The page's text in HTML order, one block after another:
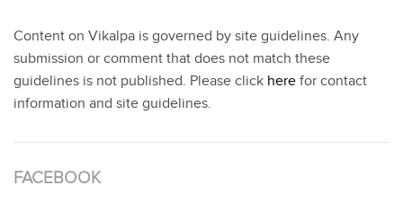
Content on Vikalpa is governed by site guidelines. Any
submission or comment that does not match these
guidelines is not published. Please click here for contact
information and site guidelines.
FACEBOOK